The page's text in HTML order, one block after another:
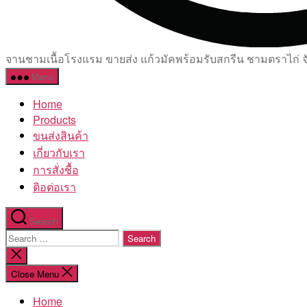
จานชามเนื้อโรงแรม ขายส่ง แก้วมัคพร้อมรับสกรีน ชามตราไก่
Menu
Home
Products
ขนส่งสินค้า
เกี่ยวกับเรา
การสั่งชื้อ
ติอต่อเรา
Search
Search
for:
Close
search
Close Menu
Home